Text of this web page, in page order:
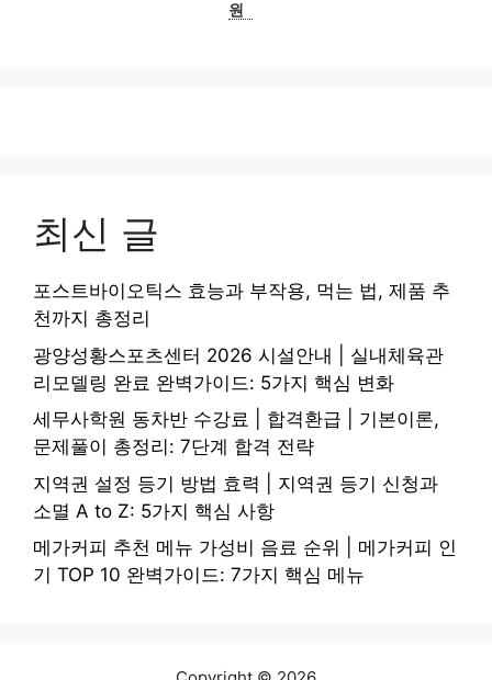
원
최신 글
포스트바이오틱스 효능과 부작용, 먹는 법, 제품 추
천까지 총정리
광양성황스포츠센터 2026 시설안내 | 실내체육관
리모델링 완료 완벽가이드: 5가지 핵심 변화
세무사학원 동차반 수강료 | 합격환급 | 기본이론,
문제풀이 총정리: 7단계 합격 전략
지역권 설정 등기 방법 효력 | 지역권 등기 신청과
소멸 A to Z: 5가지 핵심 사항
메가커피 추천 메뉴 가성비 음료 순위 | 메가커피 인
기 TOP 10 완벽가이드: 7가지 핵심 메뉴